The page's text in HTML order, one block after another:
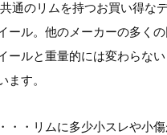
通のリムを持つお買い得な
ール。他のメーカーの多く
ールと重量的には変わらな
ます。
・・リムに多少小スレや小